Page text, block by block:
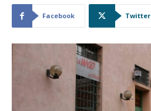
Facebook Twitter